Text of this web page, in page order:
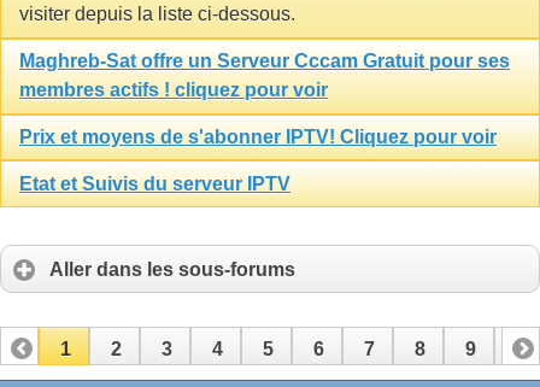
visiter depuis la liste ci-dessous.
Maghreb-Sat offre un Serveur Cccam Gratuit pour ses
membres actifs ! cliquez pour voir
Prix et moyens de s'abonner IPTV! Cliquez pour voir
Etat et Suivis du serveur IPTV
Aller dans les sous-forums
1 2 3 4 5 6 7 8 9 10